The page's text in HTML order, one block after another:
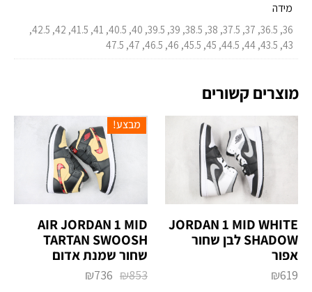
מידה
36, 36.5, 37, 37.5, 38, 38.5, 39, 39.5, 40, 40.5, 41, 41.5, 42, 42.5,
43, 43.5, 44, 44.5, 45, 45.5, 46, 46.5, 47, 47.5
מוצרים קשורים
JORDAN 1 MID WHITE
SHADOW לבן שחור
אפור
₪619
מבצע!
AIR JORDAN 1 MID
TARTAN SWOOSH
שחור שמנת אדום
₪853
₪736